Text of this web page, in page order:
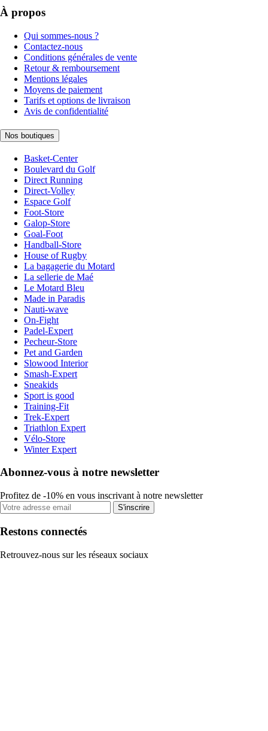
À propos
Qui sommes-nous ?
Contactez-nous
Conditions générales de vente
Retour & remboursement
Mentions légales
Moyens de paiement
Tarifs et options de livraison
Avis de confidentialité
Nos boutiques
Basket-Center
Boulevard du Golf
Direct Running
Direct-Volley
Espace Golf
Foot-Store
Galop-Store
Goal-Foot
Handball-Store
House of Rugby
La bagagerie du Motard
La sellerie de Maé
Le Motard Bleu
Made in Paradis
Nauti-wave
On-Fight
Padel-Expert
Pecheur-Store
Pet and Garden
Slowood Interior
Smash-Expert
Sneakids
Sport is good
Training-Fit
Trek-Expert
Triathlon Expert
Vélo-Store
Winter Expert
Abonnez-vous à notre newsletter
Profitez de -10% en vous inscrivant à notre newsletter
S'inscrire
Restons connectés
Retrouvez-nous sur les réseaux sociaux